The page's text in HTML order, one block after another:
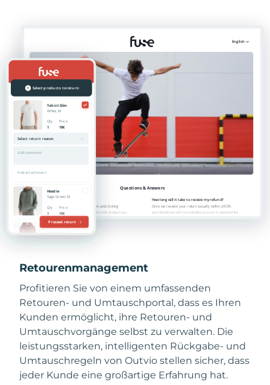
Retourenmanagement
Profitieren Sie von einem umfassenden
Retouren- und Umtauschportal, dass es Ihren
Kunden ermöglicht, ihre Retouren- und
Umtauschvorgänge selbst zu verwalten. Die
leistungsstarken, intelligenten Rückgabe- und
Umtauschregeln von Outvio stellen sicher, dass
jeder Kunde eine großartige Erfahrung hat.